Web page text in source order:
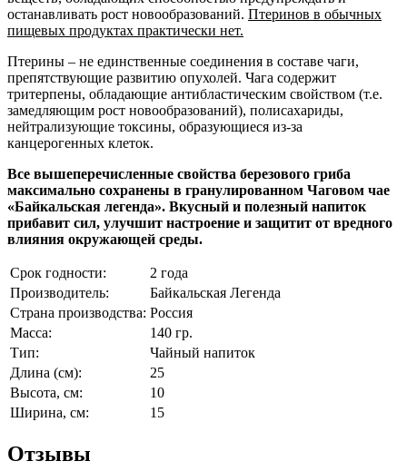
останавливать рост новообразований. Птеринов в обычных
пищевых продуктах практически нет.
Птерины – не единственные соединения в составе чаги,
препятствующие развитию опухолей. Чага содержит
тритерпены, обладающие антибластическим свойством (т.е.
замедляющим рост новообразований), полисахариды,
нейтрализующие токсины, образующиеся из-за
канцерогенных клеток.
Все вышеперечисленные свойства березового гриба
максимально сохранены в гранулированном Чаговом чае
«Байкальская легенда». Вкусный и полезный напиток
прибавит сил, улучшит настроение и защитит от вредного
влияния окружающей среды.
Срок годности:
2 года
Производитель:
Байкальская Легенда
Страна производства: Россия
Масса:
140 гр.
Тип:
Чайный напиток
Длина (см):
25
Высота, см:
10
Ширина, см:
15
Отзывы